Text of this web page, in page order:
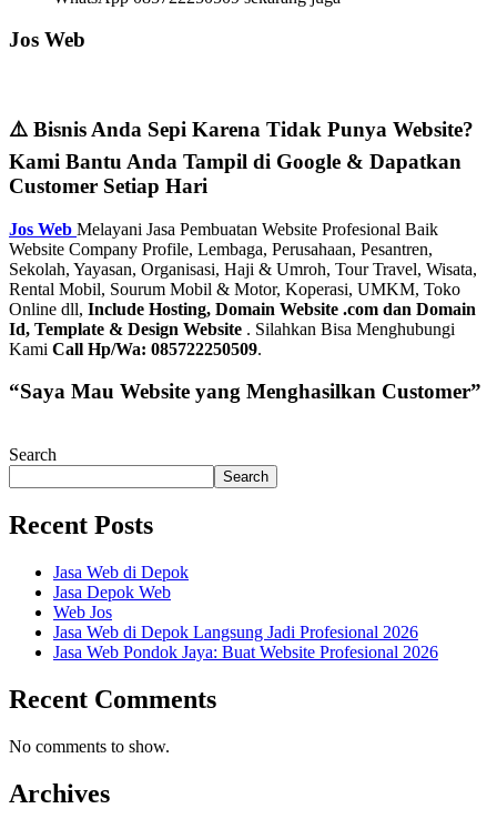
Jos Web
⚠️ Bisnis Anda Sepi Karena Tidak Punya Website?
Kami Bantu Anda Tampil di Google & Dapatkan
Customer Setiap Hari
Jos Web Melayani Jasa Pembuatan Website Profesional Baik
Website Company Profile, Lembaga, Perusahaan, Pesantren,
Sekolah, Yayasan, Organisasi, Haji & Umroh, Tour Travel, Wisata,
Rental Mobil, Sourum Mobil & Motor, Koperasi, UMKM, Toko
Online dll, Include Hosting, Domain Website .com dan Domain
Id, Template & Design Website . Silahkan Bisa Menghubungi
Kami Call Hp/Wa: 085722250509.
“Saya Mau Website yang Menghasilkan Customer”
Search
Search
Recent Posts
Jasa Web di Depok
Jasa Depok Web
Web Jos
Jasa Web di Depok Langsung Jadi Profesional 2026
Jasa Web Pondok Jaya: Buat Website Profesional 2026
Recent Comments
No comments to show.
Archives